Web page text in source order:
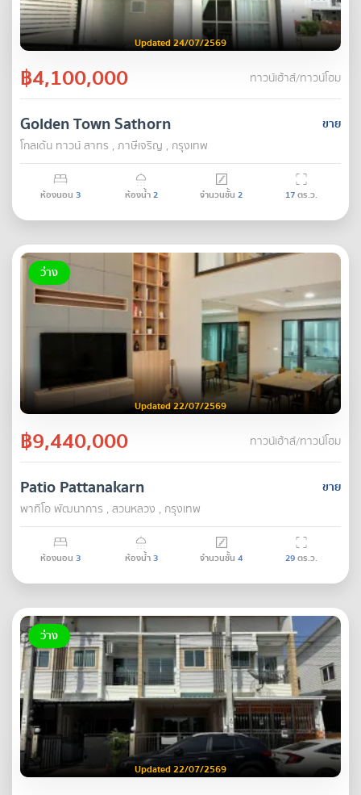
Updated 24/07/2569
฿4,100,000 ทาวน์เฮ้าส์/ทาวน์โฮม
ขาย
Golden Town Sathorn
โกลเด้น ทาวน์ สาทร , ภาษีเจริญ , กรุงเทพ
ห้องนอน 3 ห้องน้ำ2 จำนวนชั้น 2 17ตร.ว.
ว่าง
Updated 22/07/2569
฿9,440,000 ทาวน์เฮ้าส์/ทาวน์โฮม
ขาย
Patio Pattanakarn
พาทิโอ พัฒนาการ , สวนหลวง , กรุงเทพ
ห้องนอน 3 ห้องน้ำ3 จำนวนชั้น 4 29ตร.ว.
ว่าง
Updated 22/07/2569